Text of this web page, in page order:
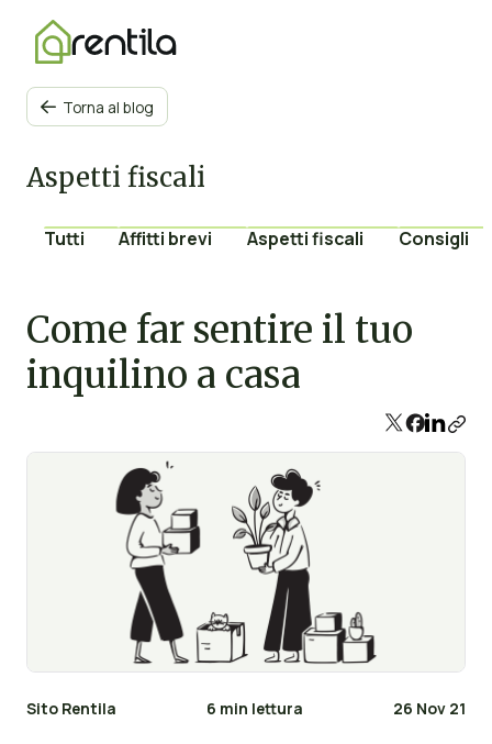
 Torna al blog
Aspetti fiscali
Tutti Affitti brevi Aspetti fiscali Consigli
Come far sentire il tuo
inquilino a casa
Sito Rentila 6 min lettura 26 Nov 21